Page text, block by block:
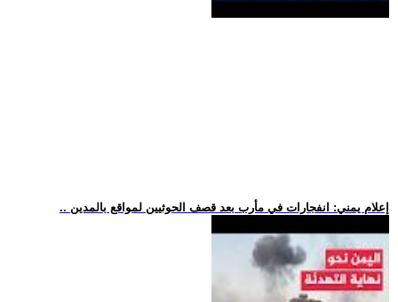
.. إعلام يمني: انفجارات في مأرب بعد قصف الحوثيين لمواقع بالمدين